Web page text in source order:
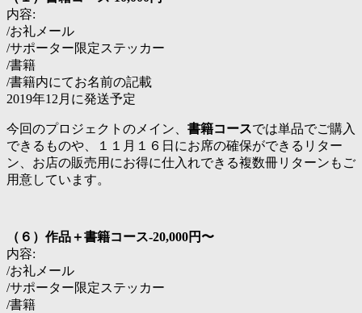
内容:
/お礼メール
/サポーター限定ステッカー
/書籍
/書籍内にてお名前の記載
2019年12月に発送予定
今回のプロジェクトのメイン、 書籍コースでは単品でご購入
できるものや、１１月１６日にお席の確保ができるリター
ン、お店の販売用にお得に仕入れできる複数冊リターンもご
用意しています。
（６）作品＋書籍コース-20,000円〜
内容:
/お礼メール
/サポーター限定ステッカー
/書籍